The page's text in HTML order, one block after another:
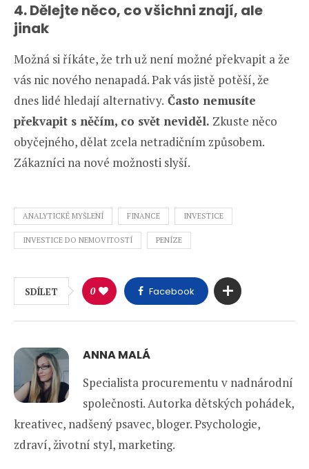
4. Dělejte něco, co všichni znají, ale
jinak
Možná si říkáte, že trh už není možné překvapit a že
vás nic nového nenapadá. Pak vás jistě potěší, že
dnes lidé hledají alternativy. Často nemusíte
překvapit s něčím, co svět neviděl. Zkuste něco
obyčejného, dělat zcela netradičním způsobem.
Zákazníci na nové možnosti slyší.
ANALYTICKÉ MYŠLENÍ FINANCE INVESTICE
INVESTICE DO NEMOVITOSTÍ PENÍZE
SDÍLET 0 Facebook
ANNA MALÁ
Specialista procurementu v nadnárodní
společnosti. Autorka dětských pohádek,
kreativec, nadšený psavec, bloger. Psychologie,
zdraví, životní styl, marketing.